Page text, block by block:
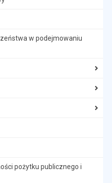
w podejmowaniu
pożytku publicznego i